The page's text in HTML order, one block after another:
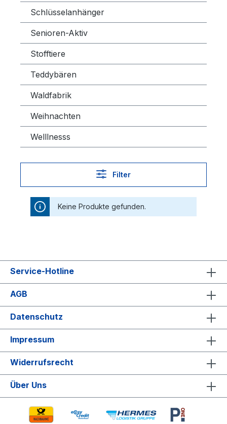
Schlüsselanhänger
Senioren-Aktiv
Stofftiere
Teddybären
Waldfabrik
Weihnachten
Welllnesss
Filter
Keine Produkte gefunden.
Service-Hotline
AGB
Datenschutz
Impressum
Widerrufsrecht
Über Uns